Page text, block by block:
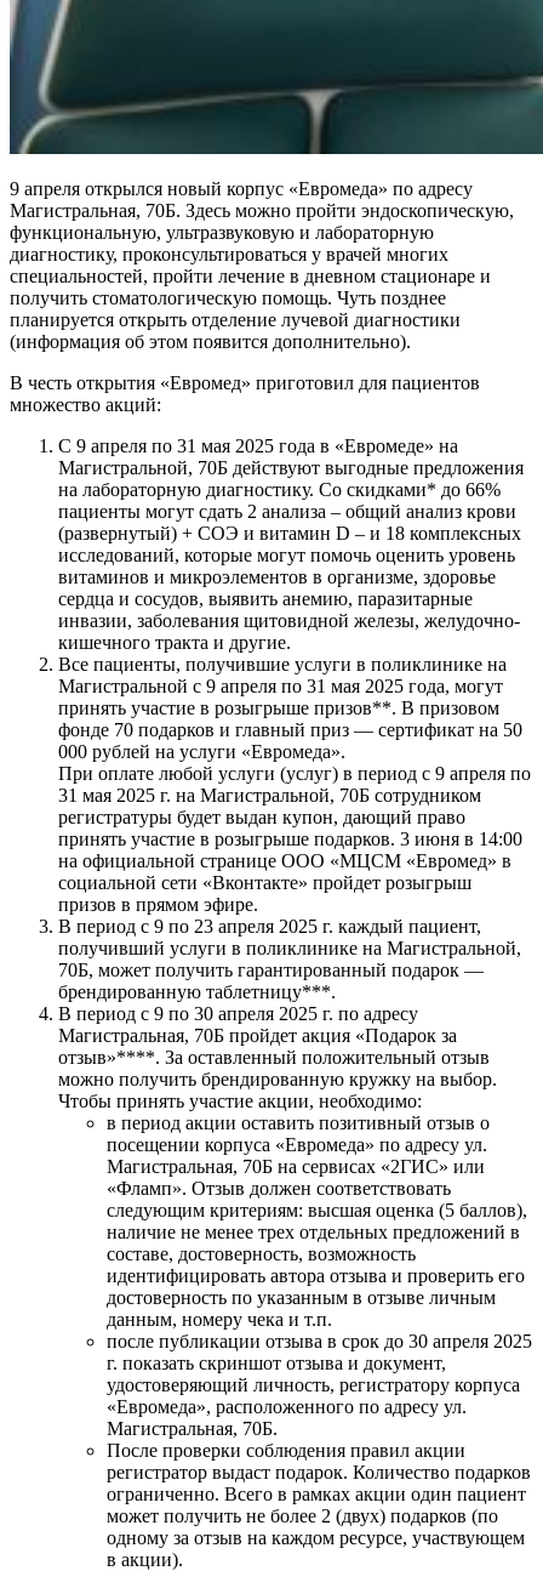
9 апреля открылся новый корпус «Евромеда» по адресу
Магистральная, 70Б. Здесь можно пройти эндоскопическую,
функциональную, ультразвуковую и лабораторную
диагностику, проконсультироваться у врачей многих
специальностей, пройти лечение в дневном стационаре и
получить стоматологическую помощь. Чуть позднее
планируется открыть отделение лучевой диагностики
(информация об этом появится дополнительно).
В честь открытия «Евромед» приготовил для пациентов
множество акций:
С 9 апреля по 31 мая 2025 года в «Евромеде» на
Магистральной, 70Б действуют выгодные предложения
на лабораторную диагностику. Со скидками* до 66%
пациенты могут сдать 2 анализа – общий анализ крови
(развернутый) + СОЭ и витамин D – и 18 комплексных
исследований, которые могут помочь оценить уровень
витаминов и микроэлементов в организме, здоровье
сердца и сосудов, выявить анемию, паразитарные
инвазии, заболевания щитовидной железы, желудочно-
кишечного тракта и другие.
Все пациенты, получившие услуги в поликлинике на
Магистральной с 9 апреля по 31 мая 2025 года, могут
принять участие в розыгрыше призов**. В призовом
фонде 70 подарков и главный приз — сертификат на 50
000 рублей на услуги «Евромеда».
При оплате любой услуги (услуг) в период с 9 апреля по
31 мая 2025 г. на Магистральной, 70Б сотрудником
регистратуры будет выдан купон, дающий право
принять участие в розыгрыше подарков. 3 июня в 14:00
на официальной странице ООО «МЦСМ «Евромед» в
социальной сети «Вконтакте» пройдет розыгрыш
призов в прямом эфире.
В период с 9 по 23 апреля 2025 г. каждый пациент,
получивший услуги в поликлинике на Магистральной,
70Б, может получить гарантированный подарок —
брендированную таблетницу***.
В период с 9 по 30 апреля 2025 г. по адресу
Магистральная, 70Б пройдет акция «Подарок за
отзыв»****. За оставленный положительный отзыв
можно получить брендированную кружку на выбор.
Чтобы принять участие акции, необходимо:
в период акции оставить позитивный отзыв о
посещении корпуса «Евромеда» по адресу ул.
Магистральная, 70Б на сервисах «2ГИС» или
«Фламп». Отзыв должен соответствовать
следующим критериям: высшая оценка (5 баллов),
наличие не менее трех отдельных предложений в
составе, достоверность, возможность
идентифицировать автора отзыва и проверить его
достоверность по указанным в отзыве личным
данным, номеру чека и т.п.
после публикации отзыва в срок до 30 апреля 2025
г. показать скриншот отзыва и документ,
удостоверяющий личность, регистратору корпуса
«Евромеда», расположенного по адресу ул.
Магистральная, 70Б.
После проверки соблюдения правил акции
регистратор выдаст подарок. Количество подарков
ограниченно. Всего в рамках акции один пациент
может получить не более 2 (двух) подарков (по
одному за отзыв на каждом ресурсе, участвующем
в акции).